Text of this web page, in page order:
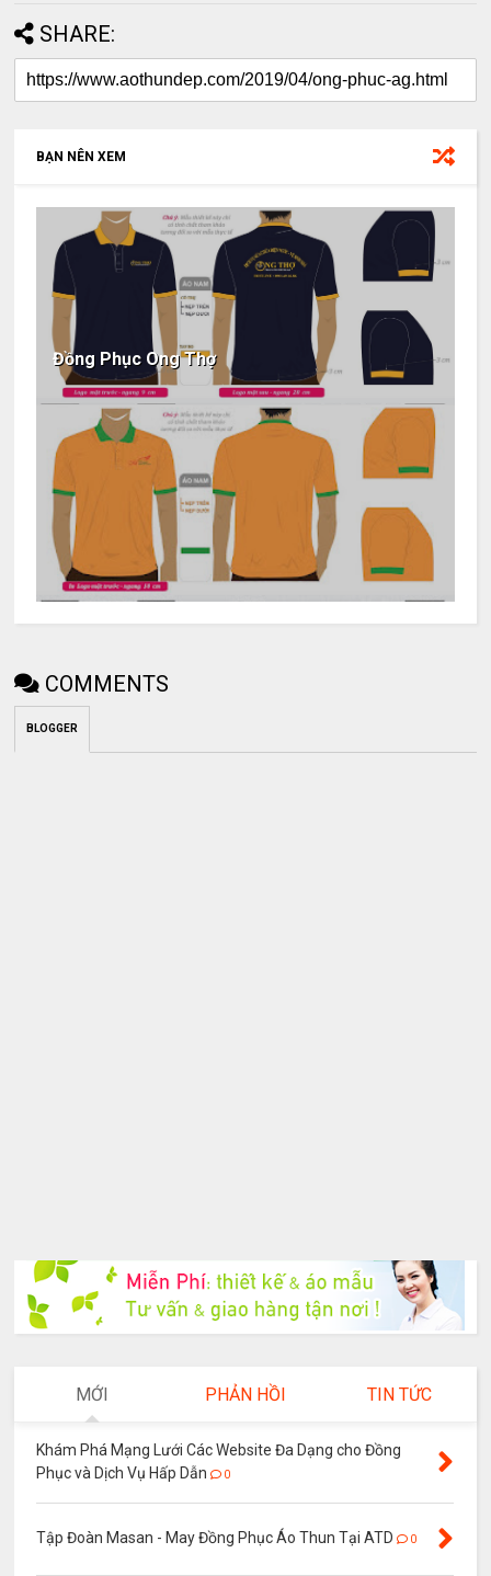
SHARE:
BẠN NÊN XEM
Đồng Phục Ong Thợ
COMMENTS
BLOGGER
MỚI PHẢN HỒI TIN TỨC
Khám Phá Mạng Lưới Các Website Đa Dạng cho Đồng
Phục và Dịch Vụ Hấp Dẫn
0
Tập Đoàn Masan - May Đồng Phục Áo Thun Tại ATD 0